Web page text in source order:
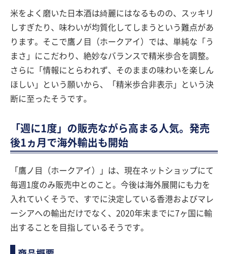
米をよく磨いた日本酒は綺麗にはなるものの、スッキリ
しすぎたり、味わいが均質化してしまうという難点があ
ります。そこで鷹ノ目（ホークアイ）では、単純な「う
まさ」にこだわり、絶妙なバランスで精米歩合を調整。
さらに「情報にとらわれず、そのままの味わいを楽しん
ほしい」という願いから、「精米歩合非表示」という決
断に至ったそうです。
「週に1度」の販売ながら高まる人気。発売
後1ヵ月で海外輸出も開始
「鷹ノ目（ホークアイ）」は、現在ネットショップにて
毎週1度のみ販売中とのこと。今後は海外展開にも力を
入れていくそうで、すでに決定している香港およびマレ
ーシアへの輸出だけでなく、2020年末までに7ヶ国に輸
出することを目指しているそうです。